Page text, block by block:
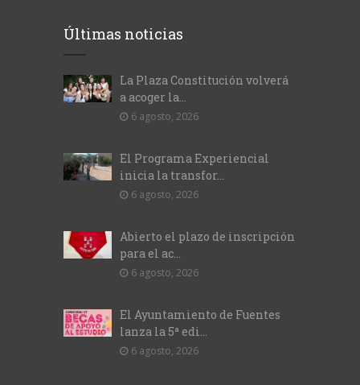
Últimas noticias
La Plaza Constitución volverá
a acoger la...
6 agosto, 2026
El Programa Experiencial
inicia la transfor...
6 agosto, 2026
Abierto el plazo de inscripción
para el ac...
6 agosto, 2026
El Ayuntamiento de Fuentes
lanza la 5ª edi...
6 agosto, 2026